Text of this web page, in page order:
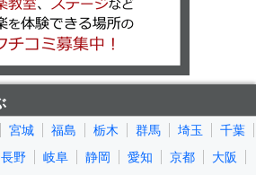
宮城 福島 栃木 群馬 埼玉
千葉
長野 岐阜 静岡 愛知 京都
大阪